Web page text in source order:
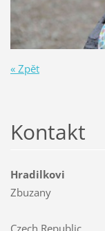
« Zpět
Kontakt
Hradilkovi
Zbuzany